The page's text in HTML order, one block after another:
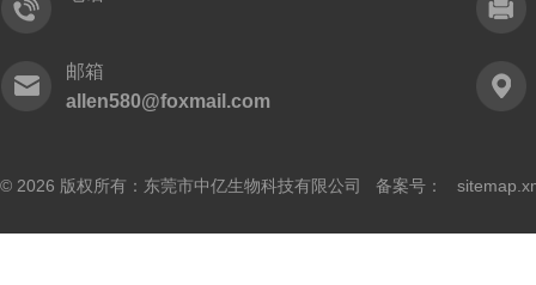
邮箱
allen580@foxmail.com
© 2026 版权所有：东莞市中亿生物科技有限公司 备案号：